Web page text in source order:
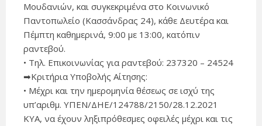
Μουδανιών, και συγκεκριμένα στο Κοινωνικό
Παντοπωλείο (Κασσάνδρας 24), κάθε Δευτέρα και
Πέμπτη καθημερινά, 9:00 με 13:00, κατόπιν
ραντεβού.
• Τηλ. Επικοινωνίας για ραντεβού: 237320 – 24524
➡Κριτήρια Υποβολής Αίτησης:
• Μέχρι και την ημερομηνία θέσεως σε ισχύ της
υπ’αριθμ. ΥΠΕΝ/ΔΗΕ/124788/2150/28.12.2021
ΚΥΑ, να έχουν ληξιπρόθεσμες οφειλές μέχρι και τις